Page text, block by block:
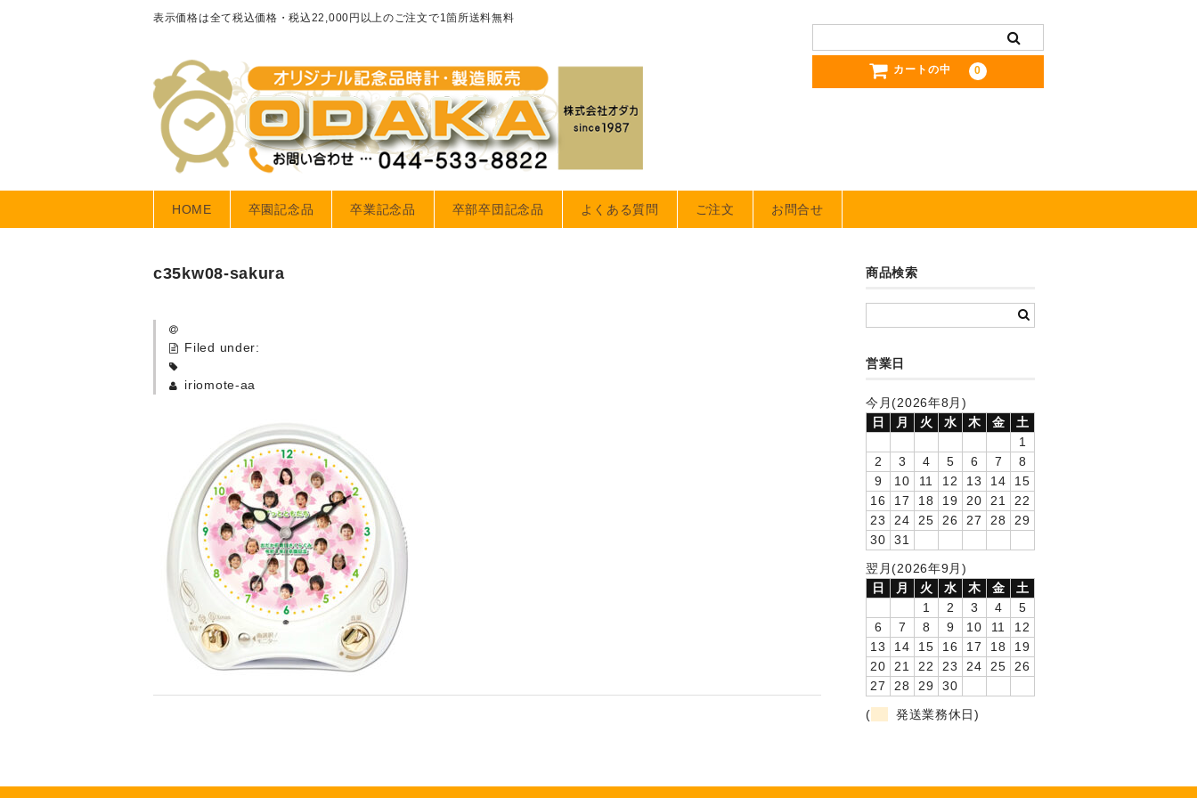
表示価格は全て税込価格・税込22,000円以上のご注文で1箇所送料無料
カートの中 0
HOME 卒園記念品 卒業記念品 卒部卒団記念品 よくある質問 ご注文 お問合せ
c35kw08-sakura
Filed under:
iriomote-aa
商品検索
営業日
今月(2026年8月)
日
月 火 水 木 金
土
1
2
3 4 5 6 7
8
9
10 11 12 13 14
15
16
17 18 19 20 21
22
23
24 25 26 27 28
29
30
31
翌月(2026年9月)
日
月 火 水 木 金
土
1
2 3 4
5
6
7 8 9 10 11
12
13
14 15 16 17 18
19
20
21 22 23 24 25
26
27
28 29
30
(
発送業務休日)